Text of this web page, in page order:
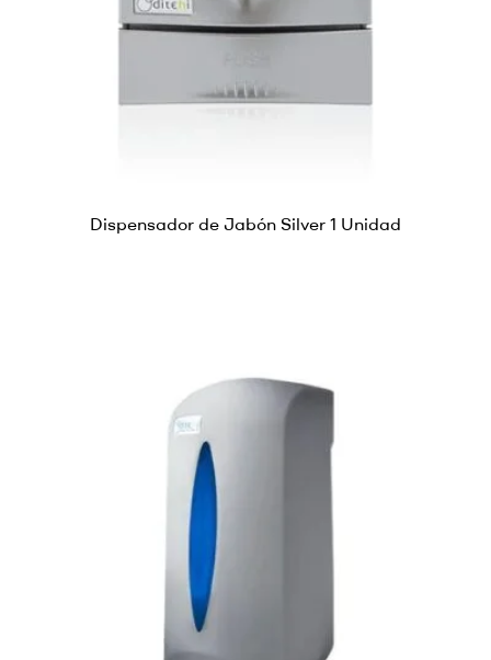
Dispensador de Jabón Silver 1 Unidad